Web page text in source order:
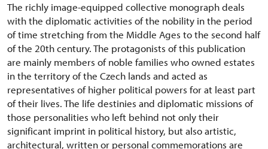
The richly image-equipped collective monograph deals
with the diplomatic activities of the nobility in the period
of time stretching from the Middle Ages to the second half
of the 20th century. The protagonists of this publication
are mainly members of noble families who owned estates
in the territory of the Czech lands and acted as
representatives of higher political powers for at least part
of their lives. The life destinies and diplomatic missions of
those personalities who left behind not only their
significant imprint in political history, but also artistic,
architectural, written or personal commemorations are